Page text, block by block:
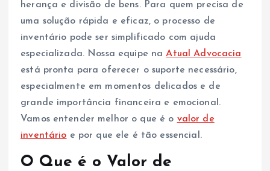
herança e divisão de bens. Para quem precisa de
uma solução rápida e eficaz, o processo de
inventário pode ser simplificado com ajuda
especializada. Nossa equipe naAtual Advocacia
está pronta para oferecer o suporte necessário,
especialmente em momentos delicados e de
grande importância financeira e emocional.
Vamos entender melhor o que é o valor de
inventário e por que ele é tão essencial.
O Que é o Valor de